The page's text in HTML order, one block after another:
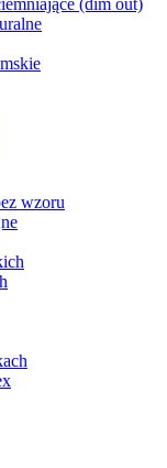
(dim out)
wzoru